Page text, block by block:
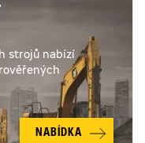
strojů nabízí
NABÍDKA